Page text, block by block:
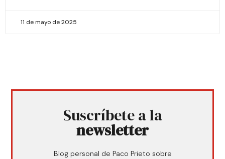
11 de mayo de 2025
Suscríbete a la
newsletter
Blog personal de Paco Prieto sobre